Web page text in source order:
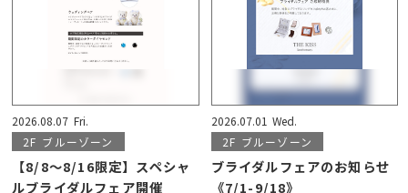
2026.08.07 Fri.
2F ブルーゾーン
【8/8〜8/16限定】スペシャ
ルブライダルフェア開催
2026.07.01 Wed.
2F ブルーゾーン
ブライダルフェアのお知らせ
《7/1-9/18》